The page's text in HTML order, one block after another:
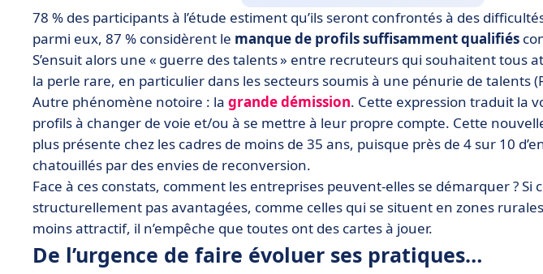
78 % des participants à l’étude estiment qu’ils seront confrontés à des
parmi eux, 87 % considèrent le manque de profils suffisamment qualifiés
S’ensuit alors une « guerre des talents » entre recruteurs qui souhaitent tous
la perle rare, en particulier dans les secteurs soumis à une pénurie de talents
Autre phénomène notoire : la grande démission. Cette expression traduit la
profils à changer de voie et/ou à se mettre à leur propre compte. Cette
plus présente chez les cadres de moins de 35 ans, puisque près de 4 sur 10
chatouillés par des envies de reconversion.
Face à ces constats, comment les entreprises peuvent-elles se démarquer ? Si
structurellement pas avantagées, comme celles qui se situent en zones
moins attractif, il n’empêche que toutes ont des cartes à jouer.
De l’urgence de faire évoluer ses pratiques…